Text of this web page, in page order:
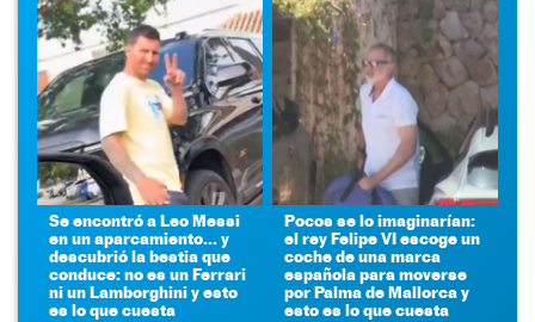
Se encontró a Leo Messi
en un aparcamiento... y
descubrió la bestia que
conduce: no es un Ferrari
ni un Lamborghini y esto
es lo que cuesta
Pocos se lo imaginarían:
el rey Felipe VI escoge un
coche de una marca
española para moverse
por Palma de Mallorca y
esto es lo que cuesta